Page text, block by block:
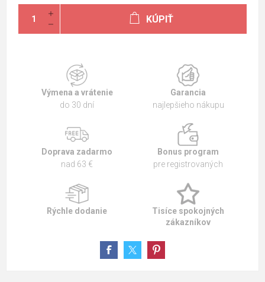
KÚPIŤ
Výmena a vrátenie
do 30 dní
Garancia
najlepšieho nákupu
Doprava zadarmo
nad 63 €
Bonus program
pre registrovaných
Rýchle dodanie
Tisíce spokojných
zákazníkov